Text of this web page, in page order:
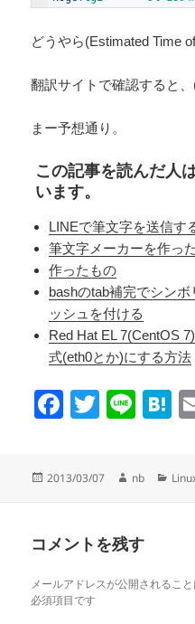
どうやら(Estimated Time
翻訳サイトで確認すると
まー予想通り。
この記事を読んだ人
います。
LINEで筆文字を送信す
筆文字メーカーを作った
作ったもの
bashのtab補完でシン
ッシュを付ける
Red Hat EL 7(CentOS
式(eth0とか)にする方法
F
e
o
o
k
T
er
Li
H
n
投
2013/03/07
作
nb
カ
コメントを残す
メールアドレスが公開されること
必須項目です